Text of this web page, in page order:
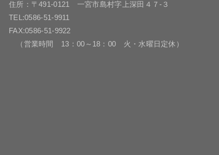
住所：〒491-0121 一宮市島村字上深田４７-３
TEL:0586-51-9911
FAX:0586-51-9922
（営業時間 13：00～18：00 火・水曜日定休）